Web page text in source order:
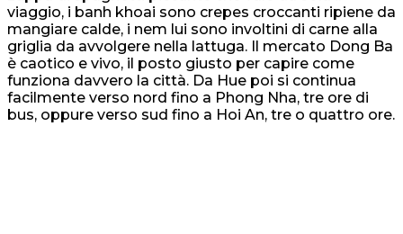
viaggio, i banh khoai sono crepes croccanti ripiene da
mangiare calde, i nem lui sono involtini di carne alla
griglia da avvolgere nella lattuga. Il mercato Dong Ba
è caotico e vivo, il posto giusto per capire come
funziona davvero la città. Da Hue poi si continua
facilmente verso nord fino a Phong Nha, tre ore di
bus, oppure verso sud fino a Hoi An, tre o quattro ore.